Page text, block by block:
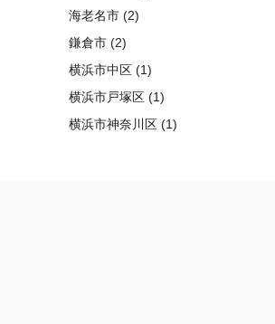
海老名市 (2)
鎌倉市 (2)
横浜市中区 (1)
横浜市戸塚区 (1)
横浜市神奈川区 (1)